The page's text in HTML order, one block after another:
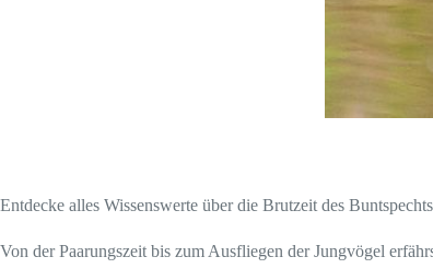
Entdecke alles Wissenswerte über die Brutzeit des
Von der Paarungszeit bis zum Ausfliegen der Jungvögel